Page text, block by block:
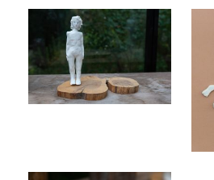
Sensitive niple, 2022